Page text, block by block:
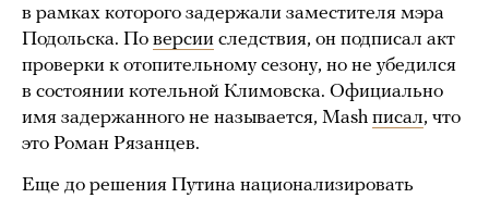
в рамках которого задержали заместителя мэра
Подольска. По версии следствия, он подписал акт
проверки к отопительному сезону, но не убедился
в состоянии котельной Климовска. Официально
имя задержанного не называется, Mash писал, что
это Роман Рязанцев.
Еще до решения Путина национализировать